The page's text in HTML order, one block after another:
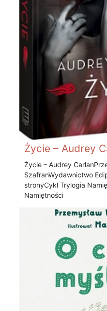
Życie – Audrey
Życie – Audrey Carlan
Szafran Wydawnictwo
stronyCykl Trylogia
Namiętności